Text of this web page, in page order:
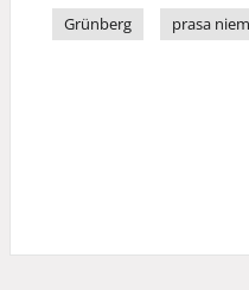
Grünberg
prasa